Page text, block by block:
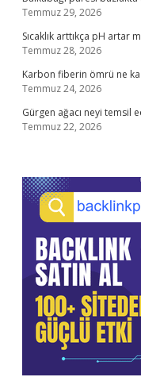
Temmuz 29, 2026
Sıcaklık arttıkça pH artar
Temmuz 28, 2026
Karbon fiberin ömrü ne
Temmuz 24, 2026
Gürgen ağacı neyi temsil
Temmuz 22, 2026